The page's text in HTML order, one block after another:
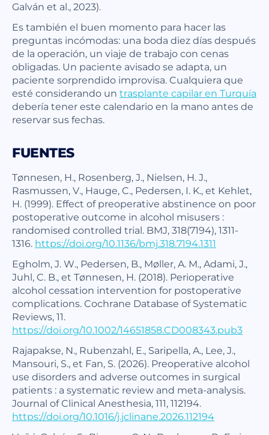
Galván et al., 2023).
Es también el buen momento para hacer las
preguntas incómodas: una boda diez días después
de la operación, un viaje de trabajo con cenas
obligadas. Un paciente avisado se adapta, un
paciente sorprendido improvisa. Cualquiera que
esté considerando un trasplante capilar en Turquía
debería tener este calendario en la mano antes de
reservar sus fechas.
FUENTES
Tønnesen, H., Rosenberg, J., Nielsen, H. J.,
Rasmussen, V., Hauge, C., Pedersen, I. K., et Kehlet,
H. (1999). Effect of preoperative abstinence on poor
postoperative outcome in alcohol misusers :
randomised controlled trial. BMJ, 318(7194), 1311-
1316. https://doi.org/10.1136/bmj.318.7194.1311
Egholm, J. W., Pedersen, B., Møller, A. M., Adami, J.,
Juhl, C. B., et Tønnesen, H. (2018). Perioperative
alcohol cessation intervention for postoperative
complications. Cochrane Database of Systematic
Reviews, 11.
https://doi.org/10.1002/14651858.CD008343.pub3
Rajapakse, N., Rubenzahl, E., Saripella, A., Lee, J.,
Mansouri, S., et Fan, S. (2026). Preoperative alcohol
use disorders and adverse outcomes in surgical
patients : a systematic review and meta-analysis.
Journal of Clinical Anesthesia, 111, 112194.
https://doi.org/10.1016/j.jclinane.2026.112194